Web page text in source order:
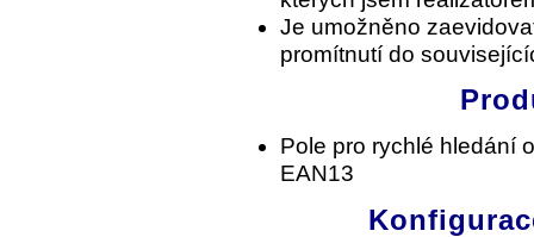
Je umožněno
promítnutí do
Pole pro rychlé hledání
EAN13